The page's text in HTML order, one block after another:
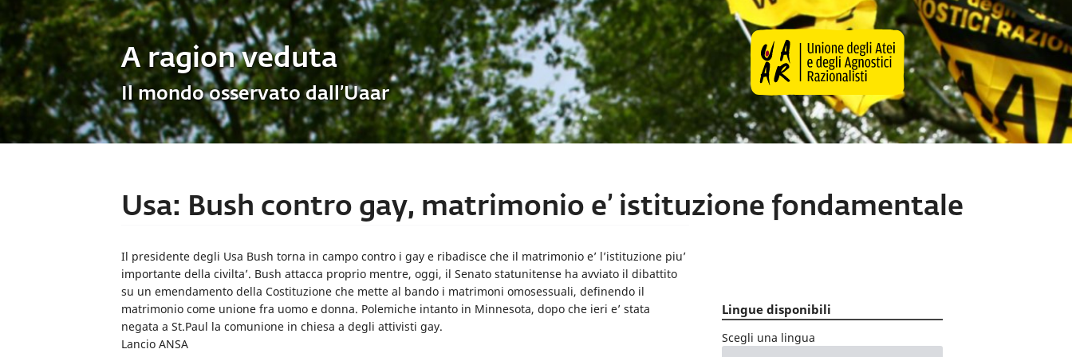
A ragion veduta
Il mondo osservato dall’Uaar
Usa: Bush contro gay, matrimonio e’ istituzione fondamentale
Il presidente degli Usa Bush torna in campo contro i gay e ribadisce che il matrimonio e’ l’istituzione piu’
importante della civilta’. Bush attacca proprio mentre, oggi, il Senato statunitense ha avviato il dibattito
su un emendamento della Costituzione che mette al bando i matrimoni omosessuali, definendo il
matrimonio come unione fra uomo e donna. Polemiche intanto in Minnesota, dopo che ieri e’ stata
negata a St.Paul la comunione in chiesa a degli attivisti gay.
Lancio ANSA
Lingue disponibili
Scegli una lingua